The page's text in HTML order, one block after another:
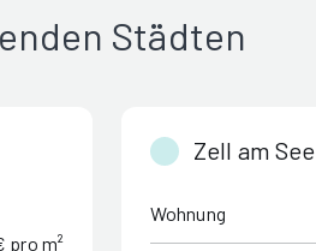
Städten
pro m²
Zell am See
Wohnung